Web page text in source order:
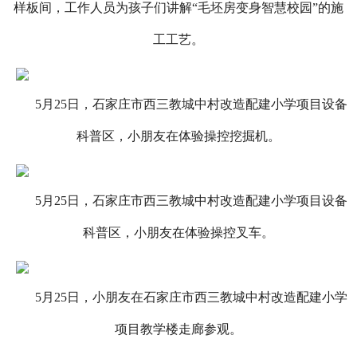
样板间，工作人员为孩子们讲解“毛坯房变身智慧校园”的施
工工艺。
5月25日，石家庄市西三教城中村改造配建小学项目设备
科普区，小朋友在体验操控挖掘机。
5月25日，石家庄市西三教城中村改造配建小学项目设备
科普区，小朋友在体验操控叉车。
5月25日，小朋友在石家庄市西三教城中村改造配建小学
项目教学楼走廊参观。